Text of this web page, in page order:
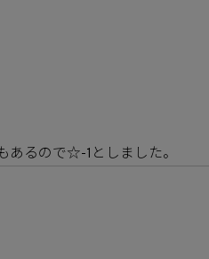
あるので☆-1としました。